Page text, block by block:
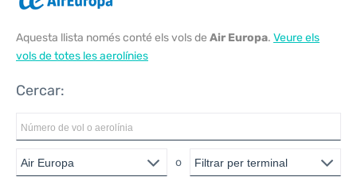
Aquesta llista només conté els vols de Air Europa. Veure els
vols de totes les aerolínies
Cercar:
o